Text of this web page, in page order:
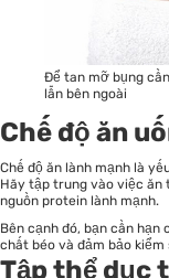
Để tan mỡ bụng
lẫn bên ngoài
Chế độ ăn
Chế độ ăn lành mạnh là
Hãy tập trung vào việc ăn
nguồn protein lành mạnh.
Bên cạnh đó, bạn cần
chất béo và đảm bảo
Tập thể dục